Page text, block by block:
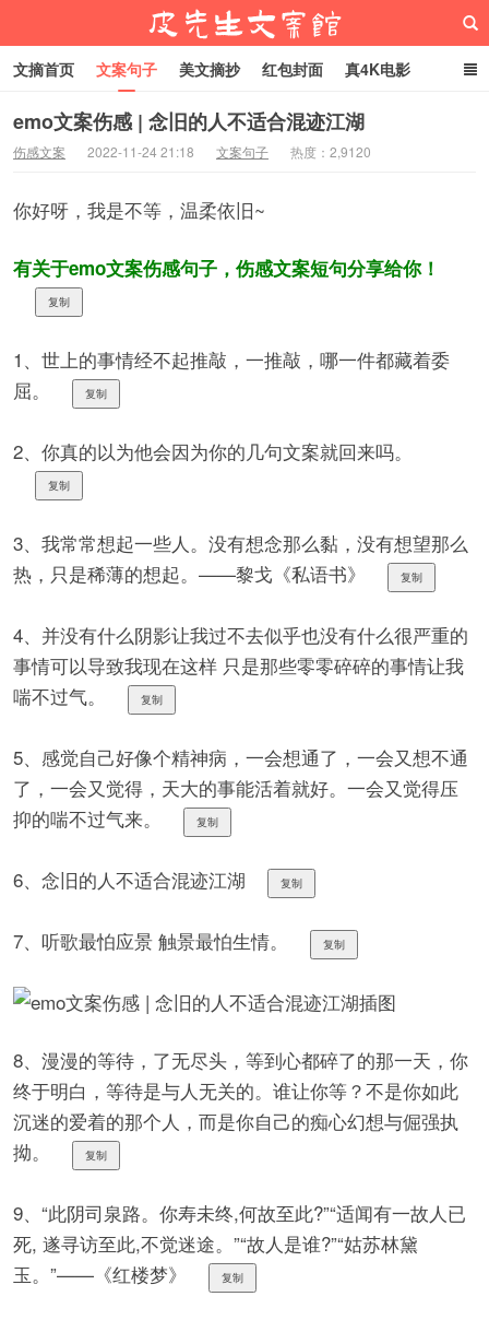
文摘首页 文案句子 美文摘抄 红包封面 真4K电影
网络热梗 恋爱家庭 微信头像
emo文案伤感 | 念旧的人不适合混迹江湖
伤感文案 2022-11-24 21:18 文案句子 热度：2,9120
你好呀，我是不等，温柔依旧~
有关于emo文案伤感句子，伤感文案短句分享给你！
复制
1、世上的事情经不起推敲，一推敲，哪一件都藏着委
屈。
复制
2、你真的以为他会因为你的几句文案就回来吗。
复制
3、我常常想起一些人。没有想念那么黏，没有想望那么
热，只是稀薄的想起。——黎戈《私语书》
复制
4、并没有什么阴影让我过不去似乎也没有什么很严重的
事情可以导致我现在这样 只是那些零零碎碎的事情让我
喘不过气。
复制
5、感觉自己好像个精神病，一会想通了，一会又想不通
了，一会又觉得，天大的事能活着就好。一会又觉得压
抑的喘不过气来。
复制
6、念旧的人不适合混迹江湖 复制
7、听歌最怕应景 触景最怕生情。 复制
8、漫漫的等待，了无尽头，等到心都碎了的那一天，你
终于明白，等待是与人无关的。谁让你等？不是你如此
沉迷的爱着的那个人，而是你自己的痴心幻想与倔强执
拗。
复制
9、“此阴司泉路。你寿未终,何故至此?”“适闻有一故人已
死, 遂寻访至此,不觉迷途。”“故人是谁?”“姑苏林黛
玉。”——《红楼梦》
复制